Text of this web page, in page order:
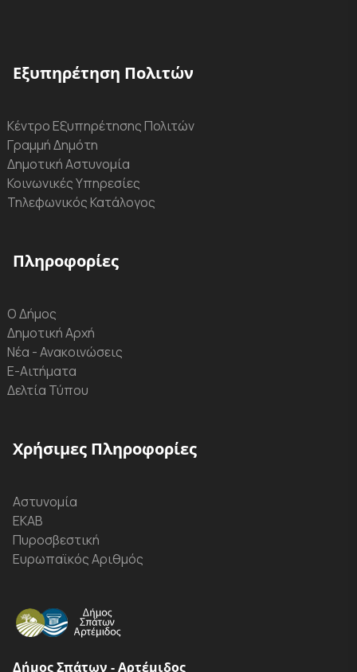
Εξυπηρέτηση Πολιτών
Κέντρο Εξυπηρέτησης Πολιτών
Γραμμή Δημότη
Δημοτική Αστυνομία
Κοινωνικές Υπηρεσίες
Τηλεφωνικός Κατάλογος
Πληροφορίες
Ο Δήμος
Δημοτική Αρχή
Νέα - Ανακοινώσεις
Ε-Αιτήματα
Δελτία Τύπου
Χρήσιμες Πληροφορίες
Αστυνομία
ΕΚΑΒ
Πυροσβεστική
Ευρωπαϊκός Αριθμός
Δήμος Σπάτων - Αρτέμιδος